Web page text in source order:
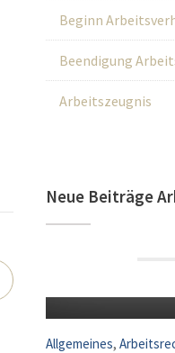
Beginn
Beendigung
Arbeitszeugnis
Neue Beiträge
Allgemeines,